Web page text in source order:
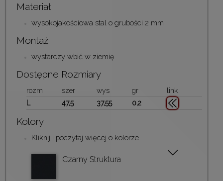
Materiał
wysokojakościowa stal o grubości 2 mm
Montaż
wystarczy wbić w ziemię
Dostępne Rozmiary
rozm szer wys gr
link
L
47,5 37,55 0,2
Kolory
Kliknij i poczytaj więcej o kolorze
Czarny Struktura